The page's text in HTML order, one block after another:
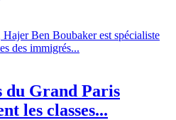
Ben Boubaker est spécialiste
des immigrés...
du Grand Paris
les classes...